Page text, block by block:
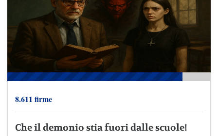
8.611 firme
Che il demonio stia fuori dalle scuole!